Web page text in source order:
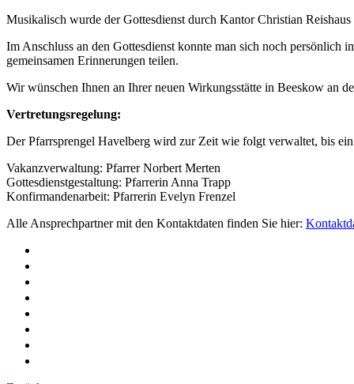
Musikalisch wurde der Gottesdienst durch Kantor Christian
Im Anschluss an den Gottesdienst konnte man sich noch persönlich
gemeinsamen Erinnerungen teilen.
Wir wünschen Ihnen an Ihrer neuen Wirkungsstätte in Beeskow an
Vertretungsregelung:
Der Pfarrsprengel Havelberg wird zur Zeit wie folgt verwaltet, bis
Vakanzverwaltung: Pfarrer Norbert Merten
Gottesdienstgestaltung: Pfarrerin Anna Trapp
Konfirmandenarbeit: Pfarrerin Evelyn Frenzel
Alle Ansprechpartner mit den Kontaktdaten finden Sie hier: